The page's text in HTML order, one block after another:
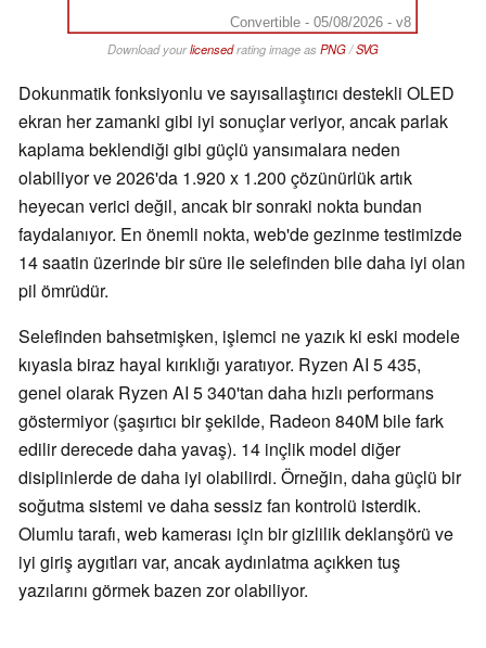
Convertible - 05/08/2026 - v8
Download yourlicensedrating image as PNG/SVG
Dokunmatik fonksiyonlu ve sayısallaştırıcı destekli OLED
ekran her zamanki gibi iyi sonuçlar veriyor, ancak parlak
kaplama beklendiği gibi güçlü yansımalara neden
olabiliyor ve 2026'da 1.920 x 1.200 çözünürlük artık
heyecan verici değil, ancak bir sonraki nokta bundan
faydalanıyor. En önemli nokta, web'de gezinme testimizde
14 saatin üzerinde bir süre ile selefinden bile daha iyi olan
pil ömrüdür.
Selefinden bahsetmişken, işlemci ne yazık ki eski modele
kıyasla biraz hayal kırıklığı yaratıyor. Ryzen AI 5 435,
genel olarak Ryzen AI 5 340'tan daha hızlı performans
göstermiyor (şaşırtıcı bir şekilde, Radeon 840M bile fark
edilir derecede daha yavaş). 14 inçlik model diğer
disiplinlerde de daha iyi olabilirdi. Örneğin, daha güçlü bir
soğutma sistemi ve daha sessiz fan kontrolü isterdik.
Olumlu tarafı, web kamerası için bir gizlilik deklanşörü ve
iyi giriş aygıtları var, ancak aydınlatma açıkken tuş
yazılarını görmek bazen zor olabiliyor.